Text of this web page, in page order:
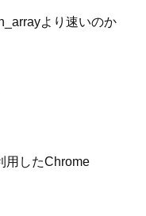
より速いのか
用したChrome